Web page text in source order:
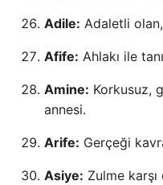
Adile: Adaletli
Afife: Ahlakı ile
Amine: Korkusuz,
annesi.
Arife: Gerçeği
Asiye: Zulme